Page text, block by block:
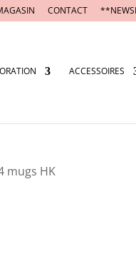
CONTACT
ACCESSOIRES
mugs HK